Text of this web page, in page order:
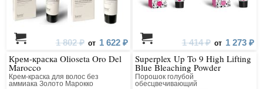
1 802 ₽ от 1 622 ₽ 1 414 ₽ от 1 273 ₽
Крем-краска Olioseta Oro Del
Marocco
Крем-краска для волос без
аммиака Золото Марокко
Superplex Up To 9 High Lifting
Blue Bleaching Powder
Порошок голубой
обесцвечивающий